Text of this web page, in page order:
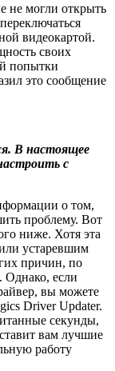
не могли открыть
видеокартой.
своих
попытки
это сообщение
В настоящее
с
о том,
проблему. Вот
ниже. Хотя эта
устаревшим
причин, по
Однако, если
вы можете
Driver Updater.
секунды,
вам лучшие
работу